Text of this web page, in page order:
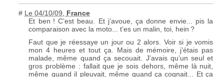
# Le 04/10/09
France
Et ben ! C’est beau. Et j’avoue, ça donne envie... pis la
comparaison avec la moto... t’es un malin, toi, hein ?
Faut que je réessaye un jour ou 2 alors. Voir si je vomis
mon 4 heures et tout ça. Mais de mémoire, j’étais pas
malade, même quand ça secouait. J’avais qu’un seul et
gros problème : fallait que je sois dehors, même là nuit,
même quand il pleuvait, même quand ça cognait... Et ça